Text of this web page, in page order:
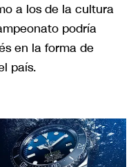
a los de la cultura
podría
en la forma de
país.